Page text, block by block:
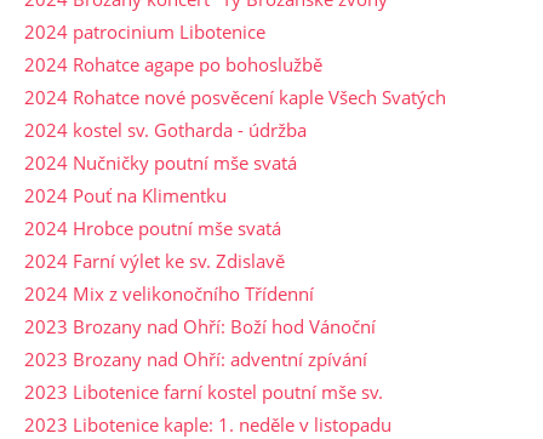
2024 patrocinium Libotenice
2024 Rohatce agape po bohoslužbě
2024 Rohatce nové posvěcení kaple Všech Svatých
2024 kostel sv. Gotharda - údržba
2024 Nučničky poutní mše svatá
2024 Pouť na Klimentku
2024 Hrobce poutní mše svatá
2024 Farní výlet ke sv. Zdislavě
2024 Mix z velikonočního Třídenní
2023 Brozany nad Ohří: Boží hod Vánoční
2023 Brozany nad Ohří: adventní zpívání
2023 Libotenice farní kostel poutní mše sv.
2023 Libotenice kaple: 1. neděle v listopadu